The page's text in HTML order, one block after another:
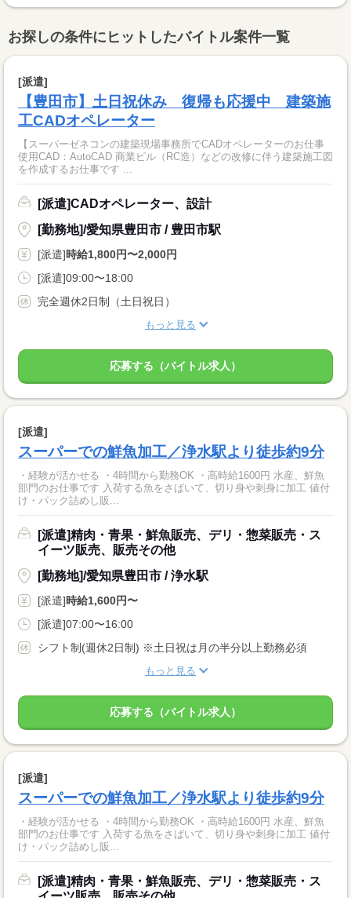
お探しの条件にヒットしたバイトル案件一覧
[派遣]
【豊田市】土日祝休み 復帰も応援中 建築施
工CADオペレーター
【スーパーゼネコンの建築現場事務所でCADオペレーターのお仕事
使用CAD：AutoCAD 商業ビル（RC造）などの改修に伴う建築施工図
を作成するお仕事です ...
[派遣]CADオペレーター、設計
[勤務地]/愛知県豊田市 / 豊田市駅
[派遣]時給1,800円〜2,000円
[派遣]09:00〜18:00
完全週休2日制（土日祝日）
もっと見る
応募する（バイトル求人）
[派遣]
スーパーでの鮮魚加工／浄水駅より徒歩約9分
・経験が活かせる ・4時間から勤務OK ・高時給1600円 水産、鮮魚
部門のお仕事です 入荷する魚をさばいて、切り身や刺身に加工 値付
け・パック詰めし販...
[派遣]精肉・青果・鮮魚販売、デリ・惣菜販売・ス
イーツ販売、販売その他
[勤務地]/愛知県豊田市 / 浄水駅
[派遣]時給1,600円〜
[派遣]07:00〜16:00
シフト制(週休2日制) ※土日祝は月の半分以上勤務必須
もっと見る
応募する（バイトル求人）
[派遣]
スーパーでの鮮魚加工／浄水駅より徒歩約9分
・経験が活かせる ・4時間から勤務OK ・高時給1600円 水産、鮮魚
部門のお仕事です 入荷する魚をさばいて、切り身や刺身に加工 値付
け・パック詰めし販...
[派遣]精肉・青果・鮮魚販売、デリ・惣菜販売・ス